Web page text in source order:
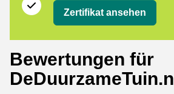
Zertifikat ansehen
Bewertungen für
DeDuurzameTuin.nl